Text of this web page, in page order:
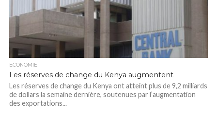
ECONOMIE
Les réserves de change du Kenya augmentent
Les réserves de change du Kenya ont atteint plus de 9,2 milliards
de dollars la semaine dernière, soutenues par l’augmentation
des exportations...